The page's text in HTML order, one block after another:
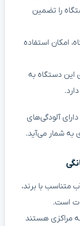
را تضمین
امکان استفاده
این دستگاه به
آلودگی‌های
به شمار می‌آید.
متناسب با برند،
است.
مراکزی هستند